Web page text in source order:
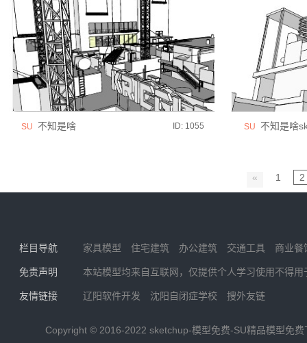
SU 不知是啥 ID: 1055 SU 不知是啥
« 1 2
栏目导航 家具模型 住宅建筑 办公建筑 交通工具 商业餐
免责声明 本站模型均来自互联网，仅提供个人学习使用不得
友情链接 辽阳软件开发 沈阳自闭症学校 搜外友链
Copyright © 2016-2022 sketchup-模型免费-SU精品模型免